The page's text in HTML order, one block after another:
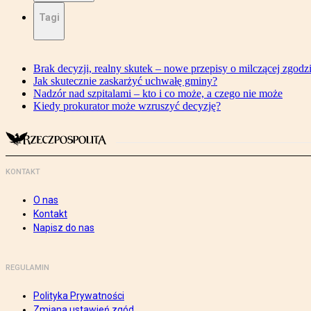
Tagi
Brak decyzji, realny skutek – nowe przepisy o milczącej
Jak skutecznie zaskarżyć uchwałę gminy?
Nadzór nad szpitalami – kto i co może, a czego nie może
Kiedy prokurator może wzruszyć decyzję?
KONTAKT
O nas
Kontakt
Napisz do nas
REGULAMIN
Polityka Prywatności